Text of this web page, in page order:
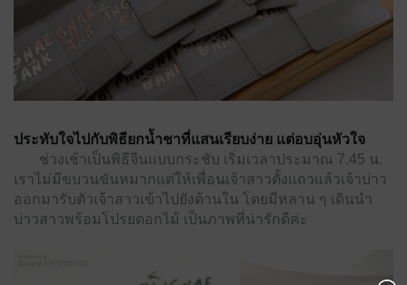
ประทับใจไปกับพิธียกน้ำชาที่แสนเรียบง่าย แต่อบอุ่นหัวใจ
ช่วงเช้าเป็นพิธีจีนแบบกระชับ เริ่มเวลาประมาณ 7.45 น.
เราไม่มีขบวนขันหมากแต่ให้เพื่อนเจ้าสาวตั้งแถวแล้วเจ้าบ่าว
ออกมารับตัวเจ้าสาวเข้าไปยังด้านใน โดยมีหลาน ๆ เดินนำ
บ่าวสาวพร้อมโปรยดอกไม้ เป็นภาพที่น่ารักดีค่ะ